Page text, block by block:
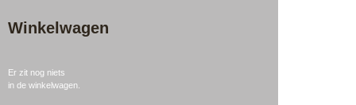
Winkelwagen
Er zit nog niets
in de winkelwagen.